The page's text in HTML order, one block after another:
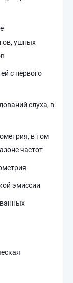
ушных
с первого
слуха, в
в том
частот
эмиссии